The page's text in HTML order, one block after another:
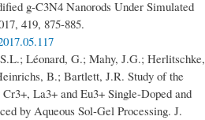
g-C3N4 Nanorods Under Simulated
419, 875-885.
Léonard, G.; Mahy, J.G.; Herlitschke,
B.; Bartlett, J.R. Study of the
La3+ and Eu3+ Single-Doped and
by Aqueous Sol-Gel Processing. J.